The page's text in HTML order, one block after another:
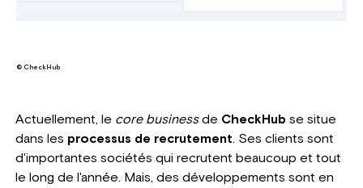
© CheckHub
Actuellement, le core businessde CheckHub se situe
dans les processus de recrutement. Ses clients sont
d'importantes sociétés qui recrutent beaucoup et tout
le long de l'année. Mais, des développements sont en